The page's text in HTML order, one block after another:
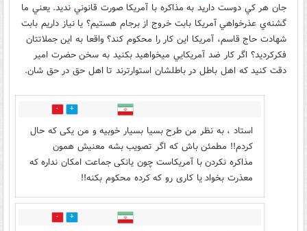
جان هر كي دوست داريد به مذاكره با آمريكا صورت قانوني نديد. يعني ما
گشنه‌ي عذرخواهي آمريكا بابت خروج از برجام هستيم؟ يا نياز داريم بابت
شهادت حاج قاسم، آمريكا اين كار را محكوم كند؟ واقعا به اين جملاتتان
فكركرديد؟ اگر كار ضد آمريكايي ميخواهيد بكنيد به سخن حضرت امير
دقت كنيد كه اهل باطل در باطلشان استوارترند تا اهل حق در حق شان.
12
استاد ، به نظر من طرح بسیا بسیار خوبیه و من یکی که حال
کردم!! مطمئن باش که اگر تصویب بشه معنیش همون
مذاکره نکردن با آمریکاست چون یانکی جماعت امکان نداره که
معذرت بخواد یا کاری رو که کرده محکوم بکنه!!
9